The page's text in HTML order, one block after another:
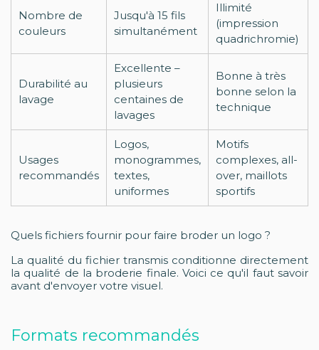
Nombre de
couleurs
Jusqu'à 15 fils
simultanément
Illimité
(impression
quadrichromie)
Durabilité au
lavage
Excellente –
plusieurs
centaines de
lavages
Bonne à très
bonne selon la
technique
Usages
recommandés
Logos,
monogrammes,
textes,
uniformes
Motifs
complexes, all-
over, maillots
sportifs
Quels fichiers fournir pour faire broder un logo ?
La qualité du fichier transmis conditionne directement
la qualité de la broderie finale. Voici ce qu'il faut savoir
avant d'envoyer votre visuel.
Formats recommandés